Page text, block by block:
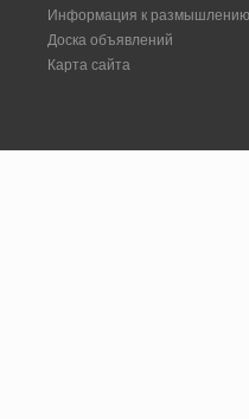
Информация к размышлению
Доска объявлений
Карта сайта